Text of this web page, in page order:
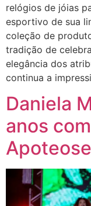
relógios de jóias
esportivo de sua
coleção de
tradição de
elegância dos
continua a
Daniela
anos
Apoteose